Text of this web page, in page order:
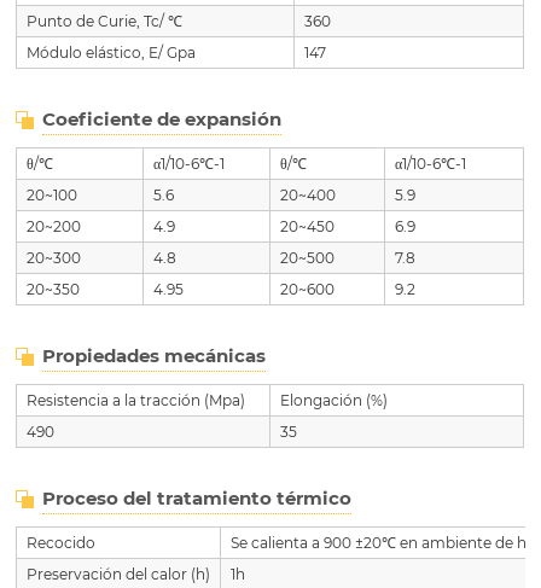
Punto de Curie, Tc/ ℃
360
Módulo elástico, E/ Gpa
147
Coeficiente de expansión
θ/℃ α1/10-6℃-1 θ/℃
α1/10-6℃-1
20~100
5.6 20~400
5.9
20~200
4.9 20~450
6.9
20~300
4.8 20~500
7.8
20~350
4.95 20~600 9.2
Propiedades mecánicas
Resistencia a la tracción (Mpa)
Elongación (%)
490
35
Proceso del tratamiento térmico
Recocido
Se calienta a 900 ±20℃ en ambiente de
Preservación del calor (h)
1h